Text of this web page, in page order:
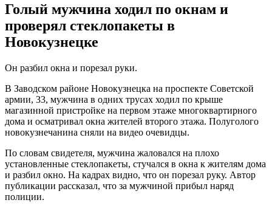
Голый мужчина ходил по окнам и
проверял стеклопакеты в
Новокузнецке
Он разбил окна и порезал руки.
В Заводском районе Новокузнецка на проспекте Советской
армии, 33, мужчина в одних трусах ходил по крыше
магазинной пристройке на первом этаже многоквартирного
дома и осматривал окна жителей второго этажа. Полуголого
новокузнечанина сняли на видео очевидцы.
По словам свидетеля, мужчина жаловался на плохо
установленные стеклопакеты, стучался в окна к жителям дома
и разбил окно. На кадрах видно, что он порезал руку. Автор
публикации рассказал, что за мужчиной прибыл наряд
полиции.